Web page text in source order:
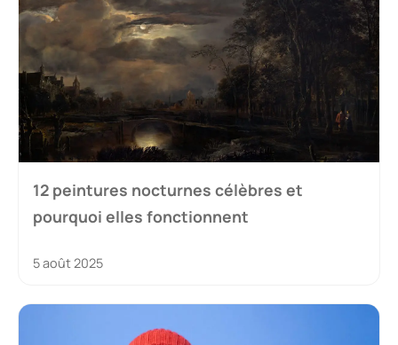
12 peintures nocturnes célèbres et
pourquoi elles fonctionnent
5 août 2025